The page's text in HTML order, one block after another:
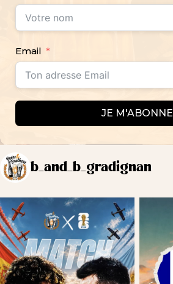
Email
JE M'ABONNE
b_and_b_gradignan